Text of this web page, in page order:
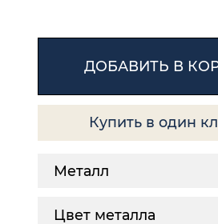
ДОБАВИТЬ В
Купить в один
Металл
Цвет металла